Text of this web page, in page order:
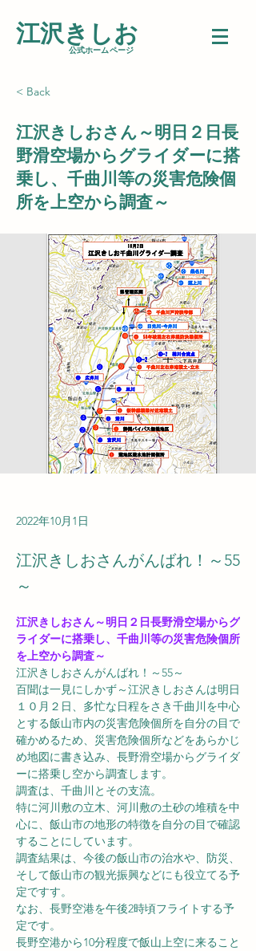
江沢きしお
​公式ホームページ
< Back
江沢きしおさん～明日２日長
野滑空場からグライダーに搭
乗し、千曲川等の災害危険個
所を上空から調査～
2022年10月1日
江沢きしおさんがんばれ！～55
～
江沢きしおさん～明日２日長野滑空場からグ
ライダーに搭乗し、千曲川等の災害危険個所
を上空から調査～
江沢きしおさんがんばれ！～55～
百聞は一見にしかず～江沢きしおさんは明日
１０月２日、多忙な日程をさき千曲川を中心
とする飯山市内の災害危険個所を自分の目で
確かめるため、災害危険個所などをあらかじ
め地図に書き込み、長野滑空場からグライダ
ーに搭乗し空から調査します。
調査は、千曲川とその支流。
特に河川敷の立木、河川敷の土砂の堆積を中
心に、飯山市の地形の特徴を自分の目で確認
することにしています。
調査結果は、今後の飯山市の治水や、防災、
そして飯山市の観光振興などにも役立てる予
定ですす。
なお、長野空港を午後2時頃フライトする予
定です。
長野空港から10分程度で飯山上空に来ること